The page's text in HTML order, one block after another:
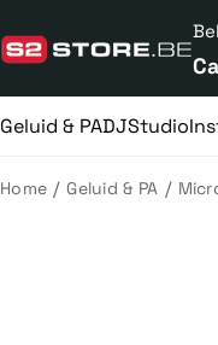
naar
de
Geluid & PADJStudio
Home / Geluid & PA /